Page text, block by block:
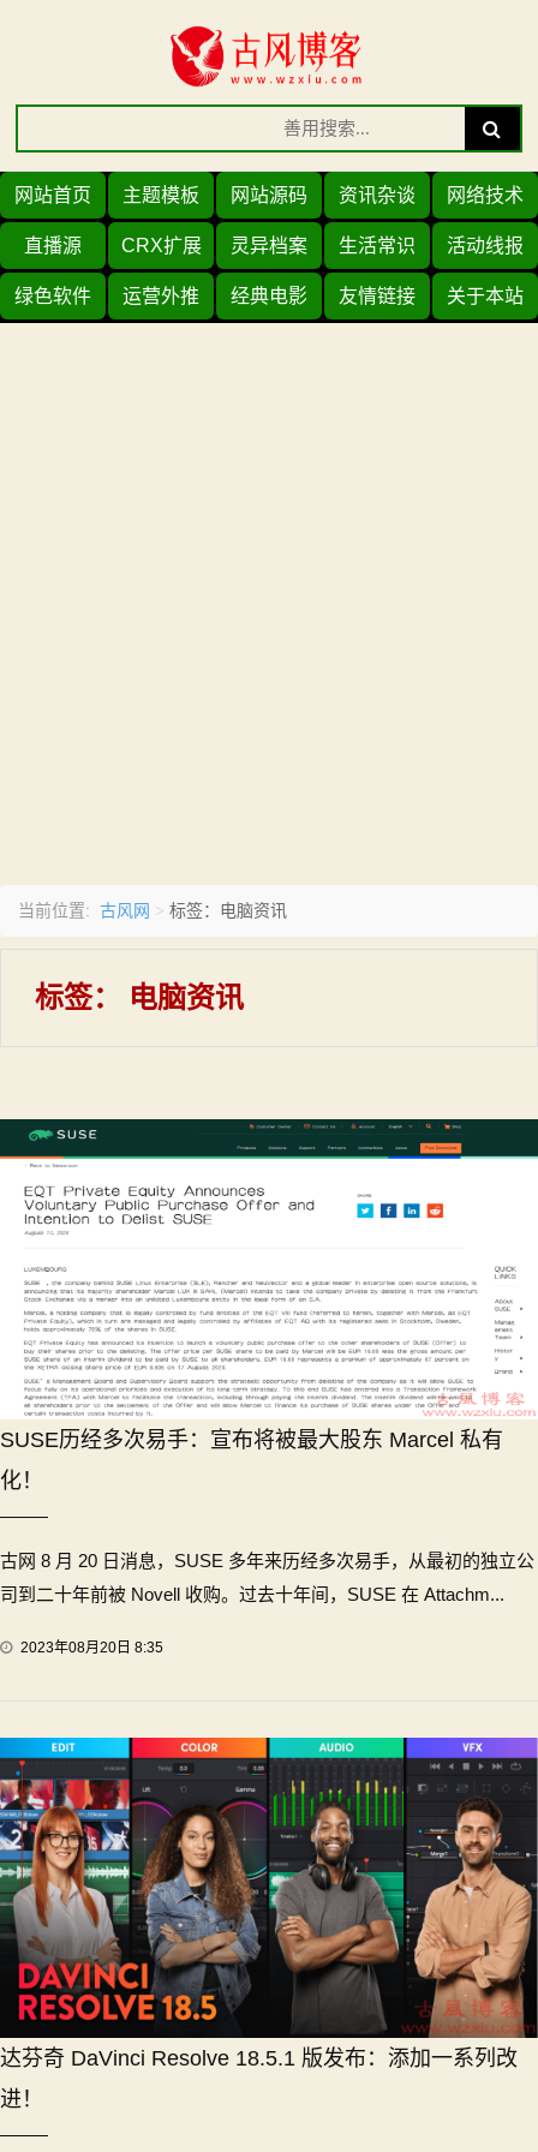
Search
for:
Search
网站首页 主题模板 网站源码 资讯杂谈 网络技术
直播源 CRX扩展 灵异档案 生活常识 活动线报
绿色软件 运营外推 经典电影 友情链接 关于本站
当前位置: 古风网 > 标签：电脑资讯
标签： 电脑资讯
SUSE历经多次易手：宣布将被最大股东 Marcel 私有
化！
古网 8 月 20 日消息，SUSE 多年来历经多次易手，从最初的独立公
司到二十年前被 Novell 收购。过去十年间，SUSE 在 Attachm...
2023年08月20日 8:35
达芬奇 DaVinci Resolve 18.5.1 版发布：添加一系列改
进！